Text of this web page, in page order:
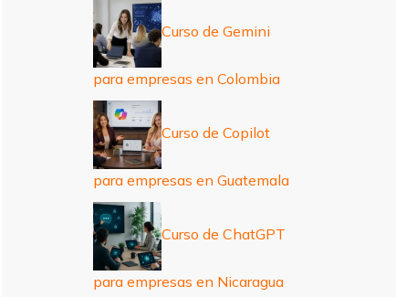
Curso de Gemini
para empresas en Colombia
Curso de Copilot
para empresas en Guatemala
Curso de ChatGPT
para empresas en Nicaragua